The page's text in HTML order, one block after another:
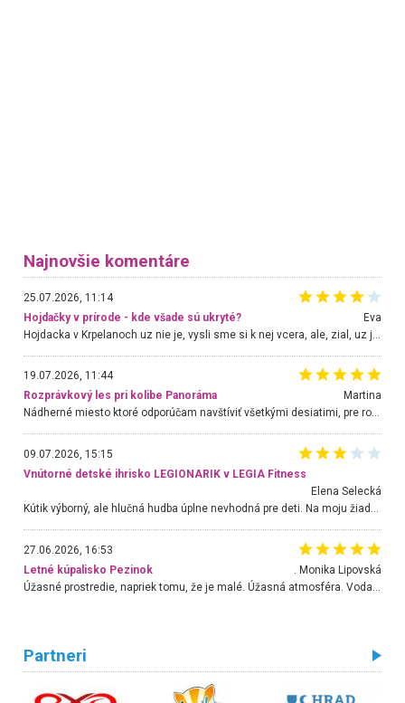
Najnovšie komentáre
25.07.2026, 11:14
Hojdačky v prírode - kde všade sú ukryté?
Eva
19.07.2026, 11:44
Rozprávkový les pri kolibe Panoráma
Martina
Nádherné miesto ktoré odporúčam navštíviť všetkými desiatimi, pre rodiny s deťmi, dôchodcom... Proste a jednoducho ozaj rozprávkový les.. určite ešte prídeme. Odniesli sme si na pamiatku krásne tričká,
09.07.2026, 15:15
Vnútorné detské ihrisko LEGIONARIK v LEGIA Fitness
Elena Selecká
Kútik výborný, ale hlučná hudba úplne nevhodná pre deti. Na moju žiadosť o aspoň sušenie nereagovali.
27.06.2026, 16:53
Letné kúpalisko Pezinok
. Monika Lipovská
Partneri